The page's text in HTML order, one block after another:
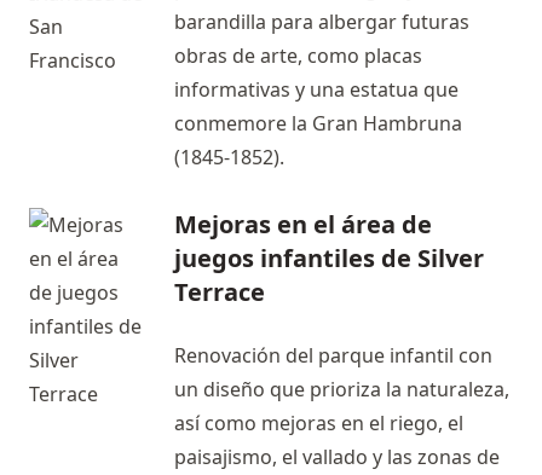
barandilla para albergar futuras
obras de arte, como placas
informativas y una estatua que
conmemore la Gran Hambruna
(1845-1852).
Mejoras en el área de
juegos infantiles de Silver
Terrace
Renovación del parque infantil con
un diseño que prioriza la naturaleza,
así como mejoras en el riego, el
paisajismo, el vallado y las zonas de